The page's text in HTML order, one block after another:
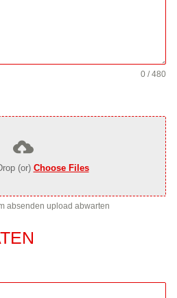
0 / 480
(or) Choose Files
absenden upload abwarten